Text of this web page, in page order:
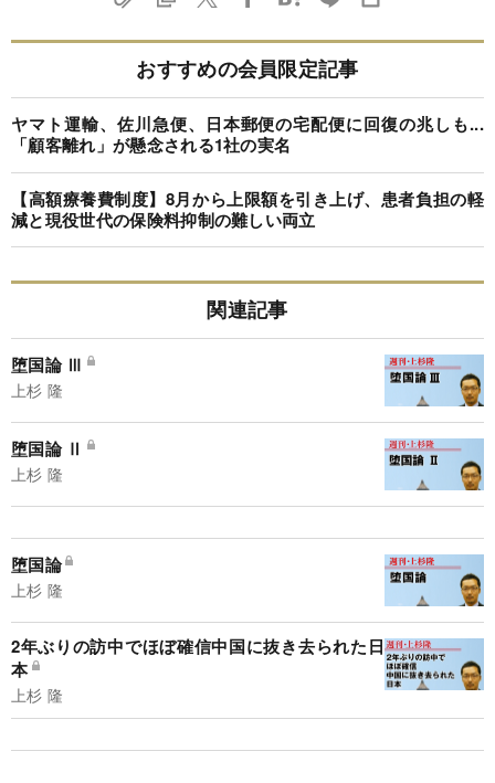
おすすめの会員限定記事
ヤマト運輸、佐川急便、日本郵便の宅配便に回復の兆しも...
「顧客離れ」が懸念される1社の実名
【高額療養費制度】8月から上限額を引き上げ、患者負担の軽
減と現役世代の保険料抑制の難しい両立
関連記事
堕国論 Ⅲ
上杉 隆
堕国論 Ⅱ
上杉 隆
堕国論
上杉 隆
2年ぶりの訪中でほぼ確信中国に抜き去られた日
本
上杉 隆